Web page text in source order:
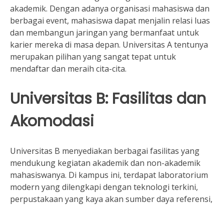
akademik. Dengan adanya organisasi mahasiswa dan
berbagai event, mahasiswa dapat menjalin relasi luas
dan membangun jaringan yang bermanfaat untuk
karier mereka di masa depan. Universitas A tentunya
merupakan pilihan yang sangat tepat untuk
mendaftar dan meraih cita-cita.
Universitas B: Fasilitas dan
Akomodasi
Universitas B menyediakan berbagai fasilitas yang
mendukung kegiatan akademik dan non-akademik
mahasiswanya. Di kampus ini, terdapat laboratorium
modern yang dilengkapi dengan teknologi terkini,
perpustakaan yang kaya akan sumber daya referensi,